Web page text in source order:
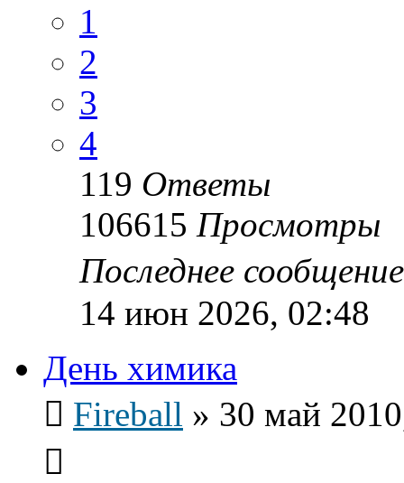
1
2
3
4
119 Ответы
106615 Просмотры
Последнее
14 июн 2026, 02:48
День химика
Fireball » 30 май